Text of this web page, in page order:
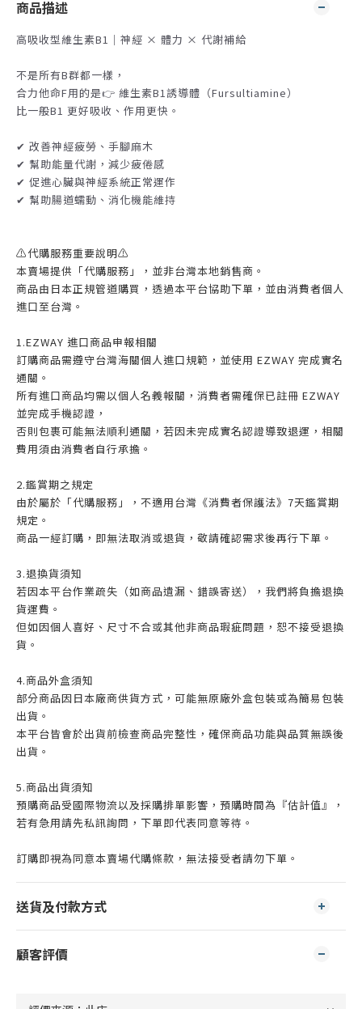
商品描述
高吸收型維生素B1｜神經 × 體力 × 代謝補給
不是所有B群都一樣，
合力他命F用的是👉 維生素B1誘導體（Fursultiamine）
比一般B1 更好吸收、作用更快。
✔ 改善神經疲勞、手腳麻木
✔ 幫助能量代謝，減少疲倦感
✔ 促進心臟與神經系統正常運作
✔ 幫助腸道蠕動、消化機能維持
⚠️代購服務重要說明⚠️
本賣場提供「代購服務」，並非台灣本地銷售商。
商品由日本正規管道購買，透過本平台協助下單，並由消費者個人
進口至台灣。
1.EZWAY 進口商品申報相關
訂購商品需遵守台灣海關個人進口規範，並使用 EZWAY 完成實名
通關。
所有進口商品均需以個人名義報關，消費者需確保已註冊 EZWAY
並完成手機認證，
否則包裹可能無法順利通關，若因未完成實名認證導致退運，相關
費用須由消費者自行承擔。
2.鑑賞期之規定
由於屬於「代購服務」，不適用台灣《消費者保護法》7天鑑賞期
規定。
商品一經訂購，即無法取消或退貨，敬請確認需求後再行下單。
3.退換貨須知
若因本平台作業疏失（如商品遺漏、錯誤寄送），我們將負擔退換
貨運費。
但如因個人喜好、尺寸不合或其他非商品瑕疵問題，恕不接受退換
貨。
4.商品外盒須知
部分商品因日本廠商供貨方式，可能無原廠外盒包裝或為簡易包裝
出貨。
本平台皆會於出貨前檢查商品完整性，確保商品功能與品質無誤後
出貨。
5.商品出貨須知
預購商品受國際物流以及採購排單影響，預購時間為『估計值』，
若有急用請先私訊詢問，下單即代表同意等待。
訂購即視為同意本賣場代購條款，無法接受者請勿下單。
送貨及付款方式
顧客評價